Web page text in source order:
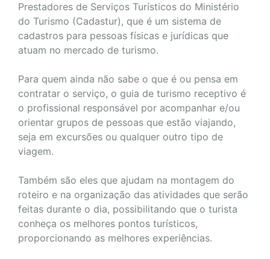
Prestadores de Serviços Turísticos do Ministério
do Turismo (Cadastur), que é um sistema de
cadastros para pessoas físicas e jurídicas que
atuam no mercado de turismo.
Para quem ainda não sabe o que é ou pensa em
contratar o serviço, o guia de turismo receptivo é
o profissional responsável por acompanhar e/ou
orientar grupos de pessoas que estão viajando,
seja em excursões ou qualquer outro tipo de
viagem.
Também são eles que ajudam na montagem do
roteiro e na organização das atividades que serão
feitas durante o dia, possibilitando que o turista
conheça os melhores pontos turísticos,
proporcionando as melhores experiências.